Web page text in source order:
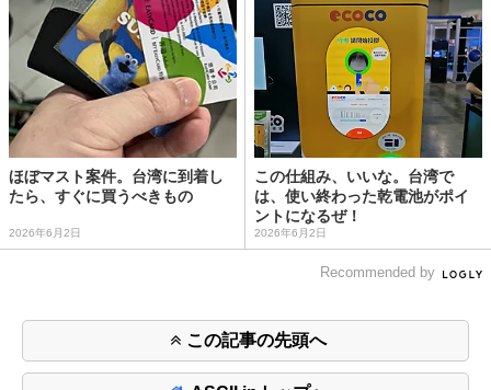
ほぼマスト案件。台湾に到着し
たら、すぐに買うべきもの
2026年6月2日
この仕組み、いいな。台湾で
は、使い終わった乾電池がポイ
ントになるぜ！
2026年6月2日
Recommended by
この記事の先頭へ